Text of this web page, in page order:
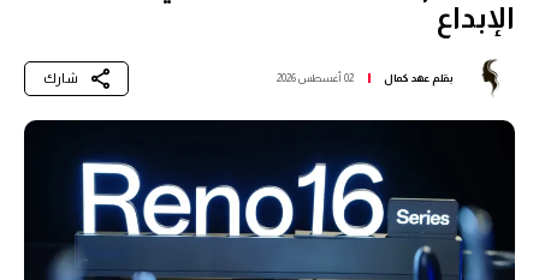
الإبداع
بقلم عهد كمال 02 أغسطس 2026 شارك